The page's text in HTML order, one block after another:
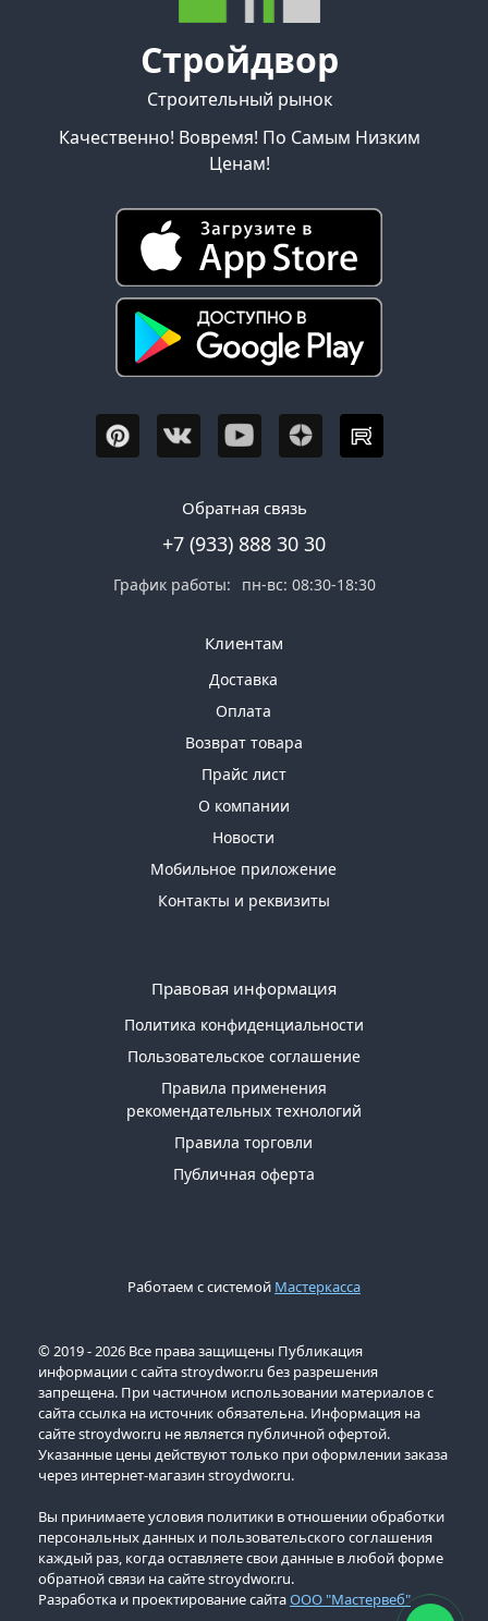
Стройдвор
Строительный рынок
Качественно! Вовремя! По Самым Низким
Ценам!
Обратная связь
+7 (933) 888 30 30
График работы: пн-вс: 08:30-18:30
Клиентам
Доставка
Оплата
Возврат товара
Прайс лист
О компании
Новости
Мобильное приложение
Контакты и реквизиты
Правовая информация
Политика конфиденциальности
Пользовательское соглашение
Правила применения
рекомендательных технологий
Правила торговли
Публичная оферта
Работаем с системой Мастеркасса
© 2019 - 2026 Все права защищены Публикация
информации с сайта stroydwor.ru без разрешения
запрещена. При частичном использовании материалов с
сайта ссылка на источник обязательна. Информация на
сайте stroydwor.ru не является публичной офертой.
Указанные цены действуют только при оформлении заказа
через интернет-магазин stroydwor.ru.
Вы принимаете условия политики в отношении обработки
персональных данных и пользовательского соглашения
каждый раз, когда оставляете свои данные в любой форме
обратной связи на сайте stroydwor.ru.
Разработка и проектирование сайтаООО "Мастервеб"